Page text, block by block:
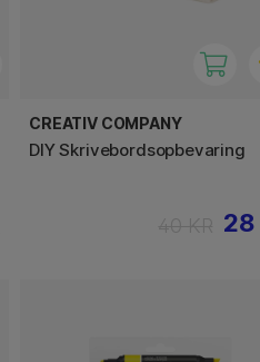
CREATIV COMPANY
DIY Skrivebordsopbevaring
28